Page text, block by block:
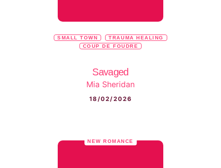
SMALL TOWN
TRAUMA HEALING
COUP DE FOUDRE
Savaged
Mia Sheridan
18/02/2026
NEW ROMANCE